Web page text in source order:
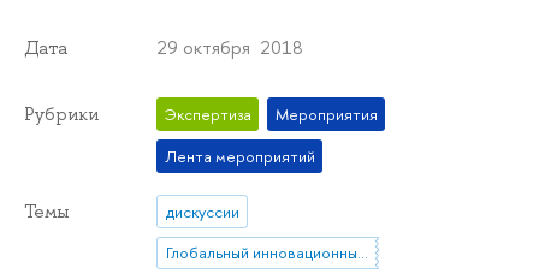
Дата 29 октября 2018
Рубрики Экспертиза
Мероприятия
Лента мероприятий
Темы
дискуссии
Глобальный инновационный индекс